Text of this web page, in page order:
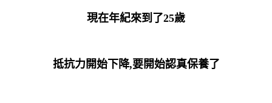
現在年紀來到了25歲
抵抗力開始下降,要開始認真保養了